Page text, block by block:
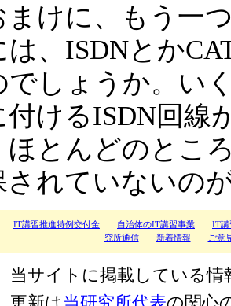
けに、もう一
は、ISDNとか
でしょうか。い
付けるISDN回線
ほとんどのとこ
されていないの
IT講習推進特例交付金 自治体のIT講習事業
IT講
究所通信
新着情報 ご意
イトに掲載している情